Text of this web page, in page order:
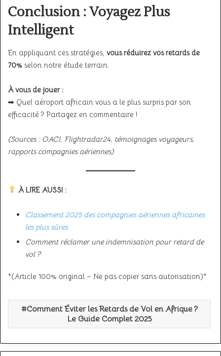
Conclusion : Voyagez Plus
Intelligent
En appliquant ces stratégies, vous réduirez vos retards de
70% selon notre étude terrain.
À vous de jouer :
➡ Quel aéroport africain vous a le plus surpris par son
efficacité ? Partagez en commentaire !
(Sources : OACI, Flightradar24, témoignages voyageurs,
rapports compagnies aériennes)
À LIRE AUSSI :
Classement 2025 des compagnies aériennes africaines
les plus sûres
Comment réclamer une indemnisation pour retard de
vol ?
*(Article 100% original – Ne pas copier sans autorisation)*
Comment Éviter les Retards de Vol en Afrique ?
Le Guide Complet 2025